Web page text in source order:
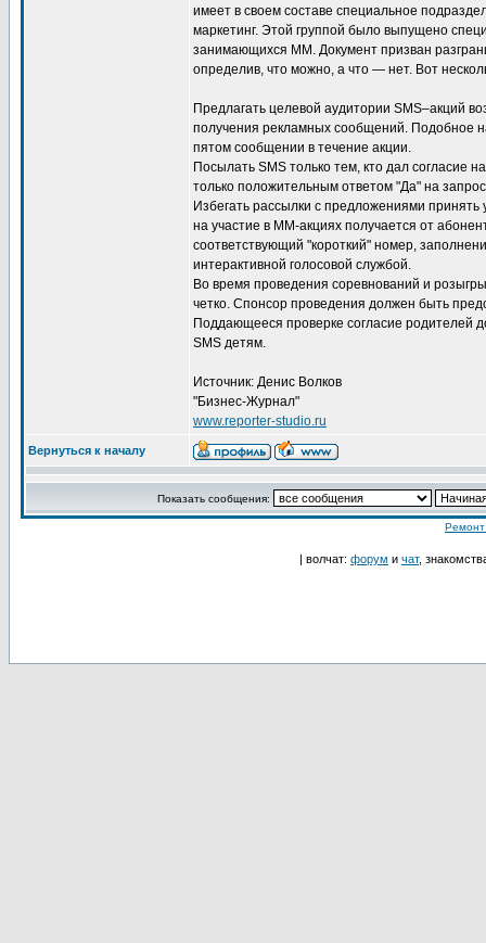
имеет в своем составе специальное
маркетинг. Этой группой было выпущено
занимающихся ММ. Документ призван
определив, что можно, а что — нет. Вот
Предлагать целевой аудитории SMS–акций
получения рекламных сообщений. Подобное
пятом сообщении в течение акции.
Посылать SMS только тем, кто дал согласие
только положительным ответом "Да" на
Избегать рассылки с предложениями принять
на участие в ММ-акциях получается от
соответствующий "короткий" номер,
интерактивной голосовой службой.
Во время проведения соревнований и
четко. Спонсор проведения должен быть
Поддающееся проверке согласие родителей
SMS детям.
Источник: Денис Волков
"Бизнес-Журнал"
www.reporter-studio.ru
Вернуться к началу
Показать сообщения:
Ремонт
| волчат: форум и чат,